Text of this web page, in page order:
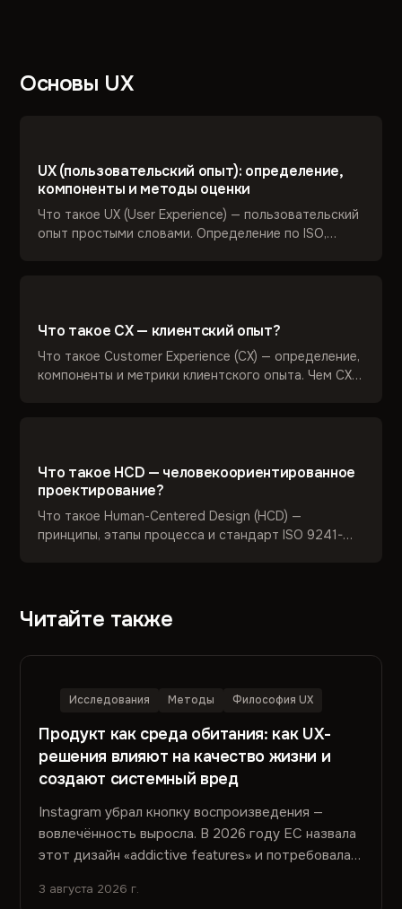
Основы UX
UX (пользовательский опыт): определение,
компоненты и методы оценки
Что такое UX (User Experience) — пользовательский
опыт простыми словами. Определение по ISO,
Что такое CX — клиентский опыт?
Что такое Customer Experience (CX) — определение,
компоненты и метрики клиентского опыта. Чем CX
Что такое HCD — человекоориентированное
проектирование?
Что такое Human-Centered Design (HCD) —
принципы, этапы процесса и стандарт ISO 9241-
Читайте также
Исследования Методы Философия UX
Продукт как среда обитания: как UX-
решения влияют на качество жизни и
создают системный вред
Instagram убрал кнопку воспроизведения —
вовлечённость выросла. В 2026 году EC назвала
этот дизайн «addictive features» и потребовала
и что с этим делать.
3 августа 2026 г.